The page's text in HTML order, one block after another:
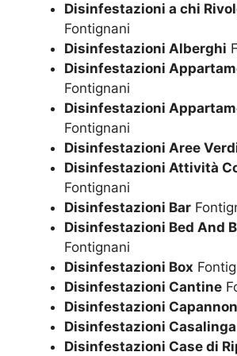
Disinfestazioni a chi
Fontignani
Disinfestazioni Alberghi
Disinfestazioni
Fontignani
Disinfestazioni
Fontignani
Disinfestazioni Aree
Disinfestazioni Attività
Fontignani
Disinfestazioni Bar
Disinfestazioni Bed And
Fontignani
Disinfestazioni Box
Disinfestazioni Cantine
Disinfestazioni
Disinfestazioni Casalinga
Disinfestazioni Case di